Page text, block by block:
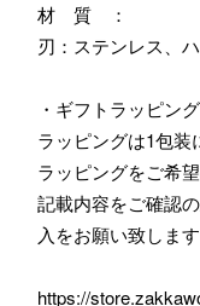
材 質 ：
刃：ステンレス、
・ギフトラッピン
ラッピングは1包装
ラッピングをご希
記載内容をご確認
入をお願い致します
https://